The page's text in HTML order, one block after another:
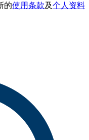
的使用条款及个人资料